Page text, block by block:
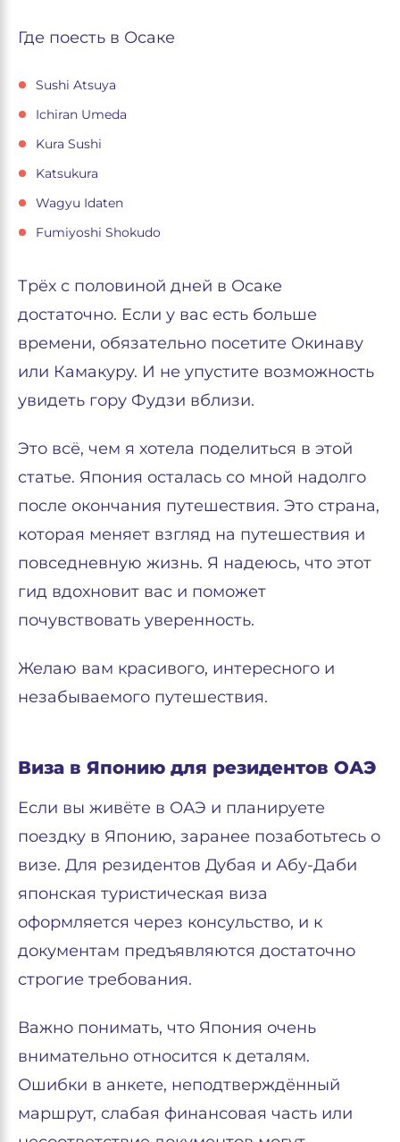
Где поесть в Осаке
Sushi Atsuya
Ichiran Umeda
Kura Sushi
Katsukura
Wagyu Idaten
Fumiyoshi Shokudo
Трёх с половиной дней в Осаке
достаточно. Если у вас есть больше
времени, обязательно посетите Окинаву
или Камакуру. И не упустите возможность
увидеть гору Фудзи вблизи.
Это всё, чем я хотела поделиться в этой
статье. Япония осталась со мной надолго
после окончания путешествия. Это страна,
которая меняет взгляд на путешествия и
повседневную жизнь. Я надеюсь, что этот
гид вдохновит вас и поможет
почувствовать уверенность.
Желаю вам красивого, интересного и
незабываемого путешествия.
Виза в Японию для резидентов ОАЭ
Если вы живёте в ОАЭ и планируете
поездку в Японию, заранее позаботьтесь о
визе. Для резидентов Дубая и Абу-Даби
японская туристическая виза
оформляется через консульство, и к
документам предъявляются достаточно
строгие требования.
Важно понимать, что Япония очень
внимательно относится к деталям.
Ошибки в анкете, неподтверждённый
маршрут, слабая финансовая часть или